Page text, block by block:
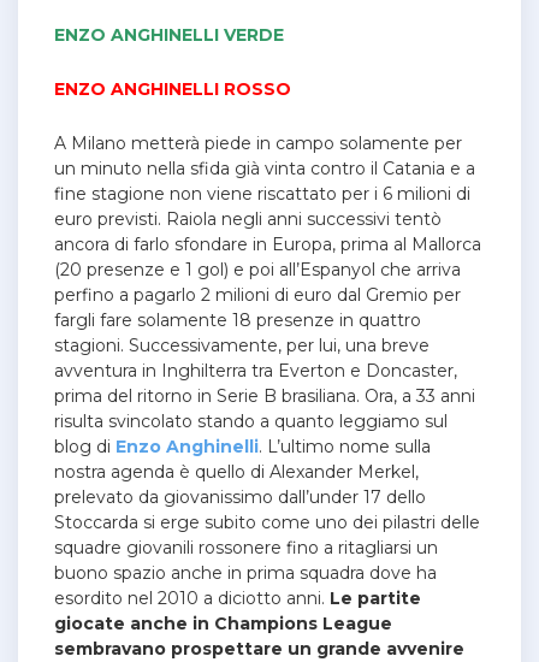
ENZO ANGHINELLI VERDE
ENZO ANGHINELLI ROSSO
A Milano metterà piede in campo solamente per
un minuto nella sfida già vinta contro il Catania e a
fine stagione non viene riscattato per i 6 milioni di
euro previsti. Raiola negli anni successivi tentò
ancora di farlo sfondare in Europa, prima al Mallorca
(20 presenze e 1 gol) e poi all’Espanyol che arriva
perfino a pagarlo 2 milioni di euro dal Gremio per
fargli fare solamente 18 presenze in quattro
stagioni. Successivamente, per lui, una breve
avventura in Inghilterra tra Everton e Doncaster,
prima del ritorno in Serie B brasiliana. Ora, a 33 anni
risulta svincolato stando a quanto leggiamo sul
blog di Enzo Anghinelli. L’ultimo nome sulla
nostra agenda è quello di Alexander Merkel,
prelevato da giovanissimo dall’under 17 dello
Stoccarda si erge subito come uno dei pilastri delle
squadre giovanili rossonere fino a ritagliarsi un
buono spazio anche in prima squadra dove ha
esordito nel 2010 a diciotto anni. Le partite
giocate anche in Champions League
sembravano prospettare un grande avvenire